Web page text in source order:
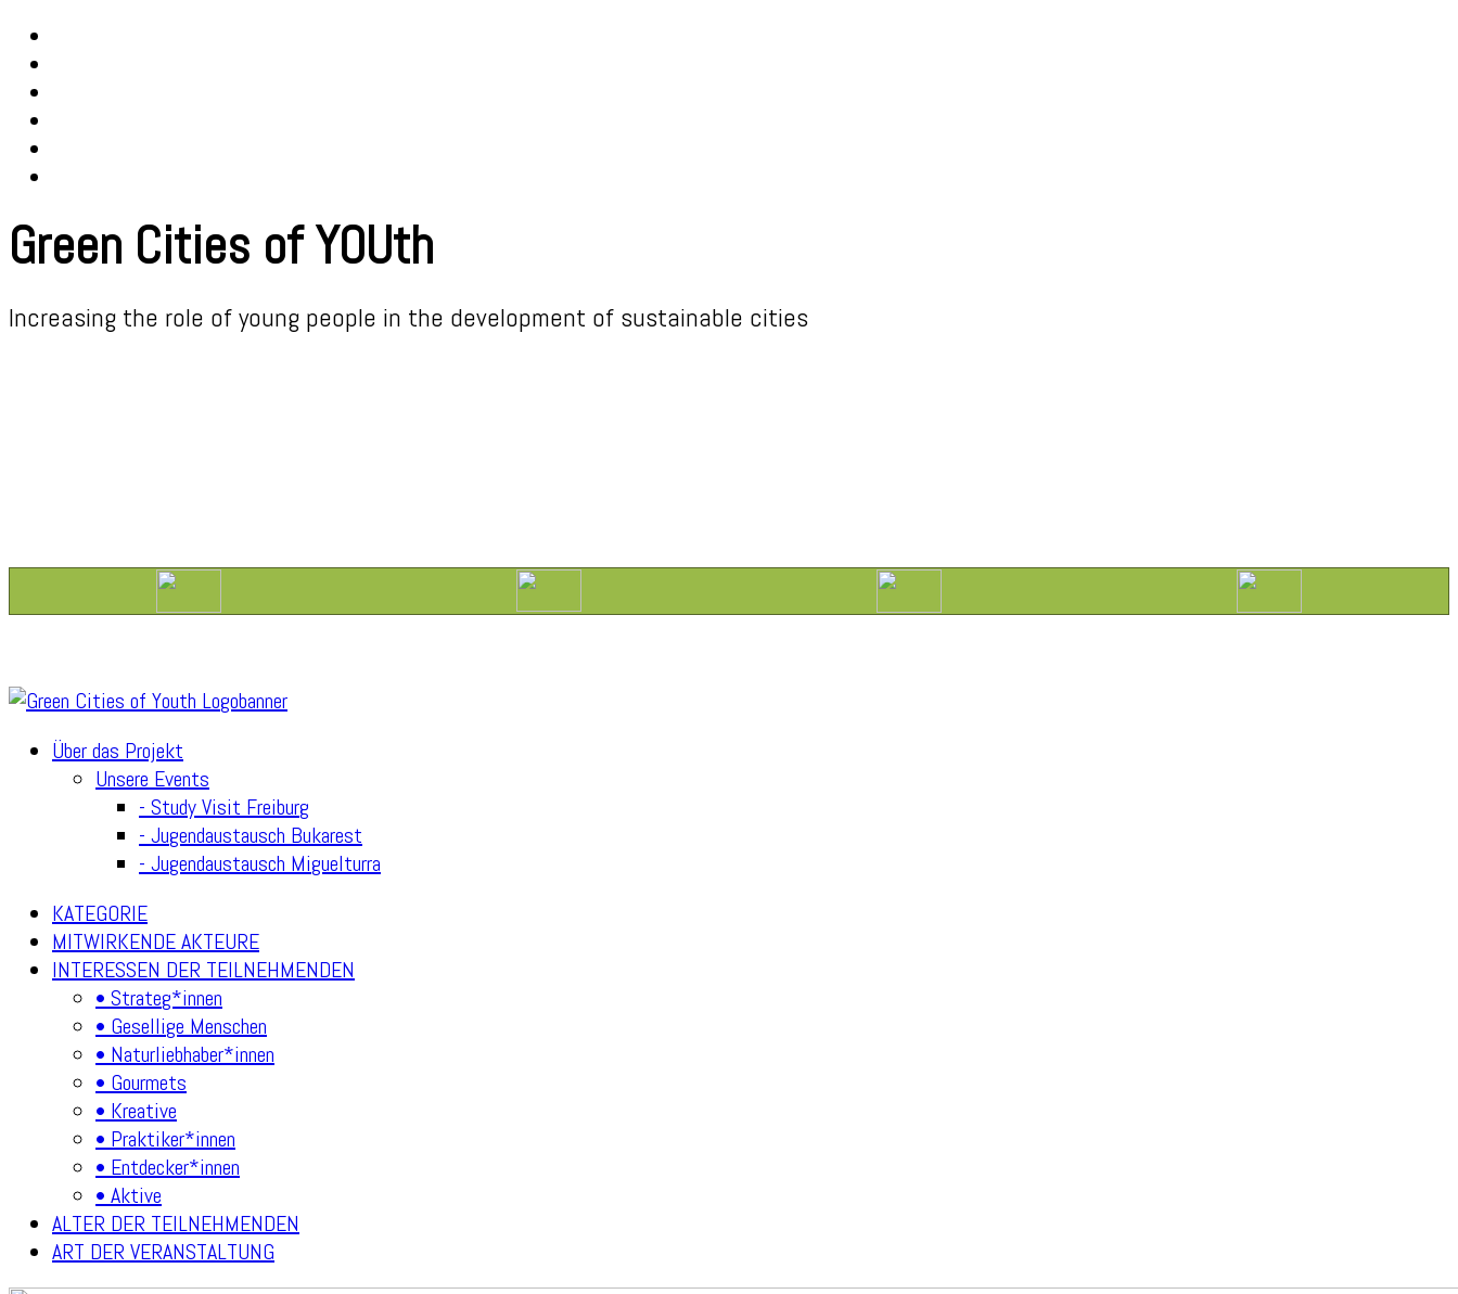
Green Cities of YOUth
Increasing the role of young people in the development of sustainable cities
Über das Projekt
Unsere Events
- Study Visit Freiburg
- Jugendaustausch Bukarest
- Jugendaustausch Miguelturra
KATEGORIE
MITWIRKENDE AKTEURE
INTERESSEN DER TEILNEHMENDEN
• Strateg*innen
• Gesellige Menschen
• Naturliebhaber*innen
• Gourmets
• Kreative
• Praktiker*innen
• Entdecker*innen
• Aktive
ALTER DER TEILNEHMENDEN
ART DER VERANSTALTUNG